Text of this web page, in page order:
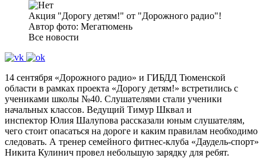
Акция "Дорогу детям!" от "Дорожного радио"!
Автор фото: Мегатюмень
Все новости
14 сентября «Дорожного радио» и ГИБДД Тюменской
области в рамках проекта «Дорогу детям!» встретились с
учениками школы №40. Слушателями стали ученики
начальных классов. Ведущий Тимур Шквал и
инспектор Юлия Шалупова рассказали юным слушателям,
чего стоит опасаться на дороге и каким правилам необходимо
следовать. А тренер семейного фитнес-клуба «Даудель-спорт»
Никита Кулинич провел небольшую зарядку для ребят.